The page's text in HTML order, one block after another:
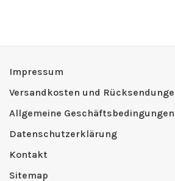
Impressum
Versandkosten und
Allgemeine Geschäftsbedingungen
Datenschutzerklärung
Kontakt
Sitemap